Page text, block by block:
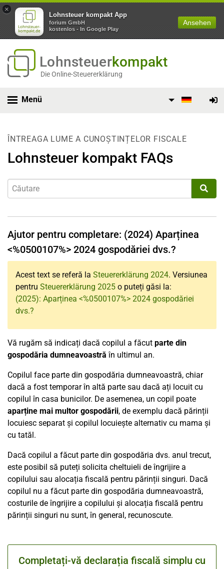
×
Lohnsteuer kompakt App
forium GmbH
kostenlos - In Google Play
Ansehen
Lohnsteuerkompakt
Die Online-Steuererklärung
Menü
ÎNTREAGA LUME A CUNOȘTINȚELOR FISCALE
Lohnsteuer kompakt FAQs
Ajutor pentru completare: (2024) Aparținea
<%0500107%> 2024 gospodăriei dvs.?
Acest text se referă la Steuererklärung 2024. Versiunea
pentru Steuererklärung 2025 o puteți găsi la:
(2025): Aparținea <%0500107%> 2024 gospodăriei
dvs.?
Vă rugăm să indicați dacă copilul a făcut parte din
gospodăria dumneavoastră în ultimul an.
Copilul face parte din gospodăria dumneavoastră, chiar
dacă a fost temporar în altă parte sau dacă ați locuit cu
copilul în casa bunicilor. De asemenea, un copil poate
aparține mai multor gospodării, de exemplu dacă părinții
locuiesc separat și copilul locuiește alternativ cu mama și
cu tatăl.
Dacă copilul a făcut parte din gospodăria dvs. anul trecut,
este posibil să puteți solicita cheltuieli de îngrijire a
copilului sau alocația fiscală pentru părinții singuri. Dacă
copilul nu a făcut parte din gospodăria dumneavoastră,
costurile de îngrijire a copilului și alocația fiscală pentru
părinții singuri nu sunt, în general, recunoscute.
Completați-vă declarația fiscală simplu cu